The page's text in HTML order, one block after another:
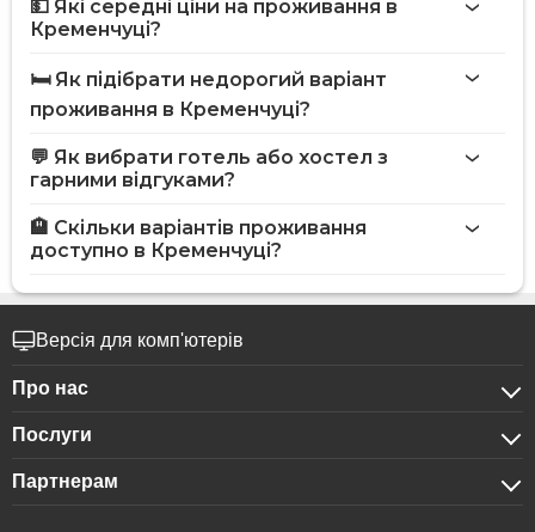
💵 Які середні ціни на проживання в
Кременчуці?
🛏️ Як підібрати недорогий варіант
проживання в Кременчуці?
💬 Як вибрати готель або хостел з
гарними відгуками?
🏨 Скільки варіантів проживання
доступно в Кременчуці?
Версія для комп'ютерів
Про нас
Про компанію
Конфіденційність
Послуги
Для бізнес-клієнтів
Партнерам